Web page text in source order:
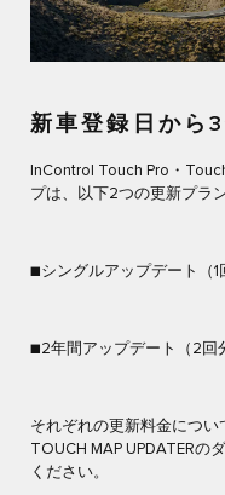
新車登録日から
InControl Touch Pro・
プは、以下2つの更新プラ
■シングルアップデート（1
■2年間アップデート（2回
それぞれの更新料金につ
TOUCH MAP UPDATERの
ください。